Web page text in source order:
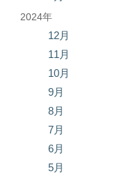
2024年
12月
11月
10月
9月
8月
7月
6月
5月